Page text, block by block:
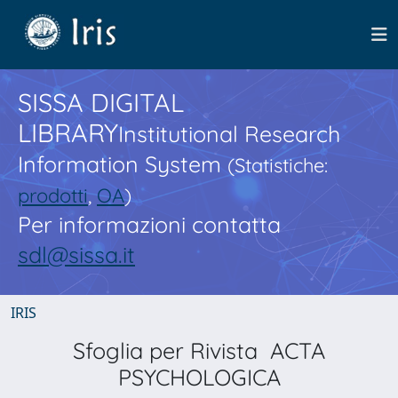
SISSA DIGITAL
LIBRARYInstitutional Research
Information System(Statistiche:
prodotti,OA)
Per informazioni contatta
sdl@sissa.it
IRIS
Sfoglia per Rivista ACTA
PSYCHOLOGICA